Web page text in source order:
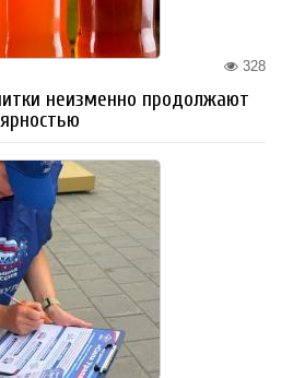
328
неизменно продолжают